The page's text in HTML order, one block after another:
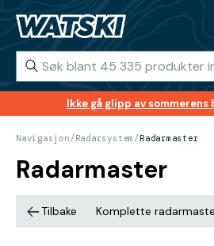
Ikke gå glipp av
Navigasjon/Radarsystem /Radarmaster
Radarmaster
Tilbake Komplette